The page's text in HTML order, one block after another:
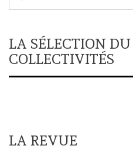
LA SÉLECTION DU
COLLECTIVITÉS
LA REVUE